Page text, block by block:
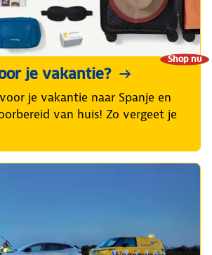
Shop nu
je vakantie?
je vakantie naar Spanje en
van huis! Zo vergeet je